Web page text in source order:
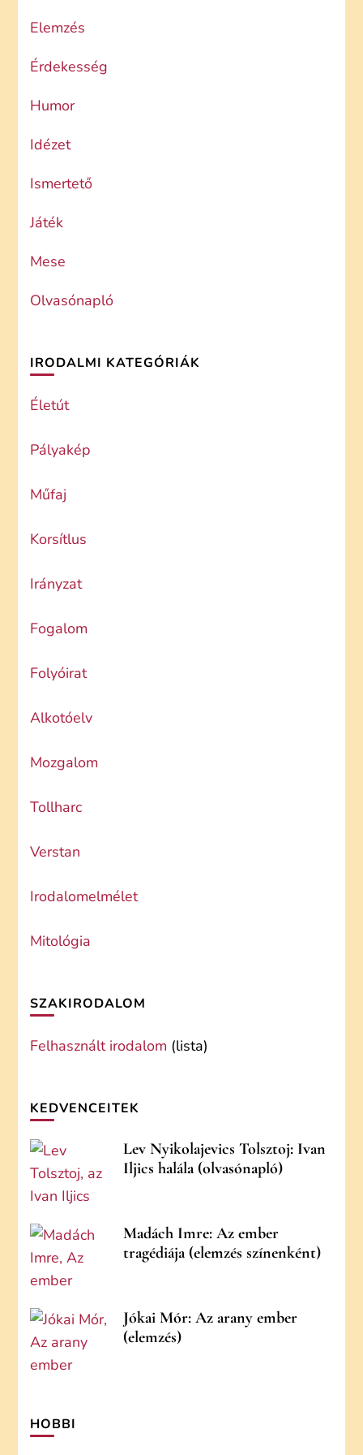
Elemzés
Érdekesség
Humor
Idézet
Ismertető
Játék
Mese
Olvasónapló
IRODALMI KATEGÓRIÁK
Életút
Pályakép
Műfaj
Korsítlus
Irányzat
Fogalom
Folyóirat
Alkotóelv
Mozgalom
Tollharc
Verstan
Irodalomelmélet
Mitológia
SZAKIRODALOM
Felhasznált irodalom (lista)
KEDVENCEITEK
Lev Nyikolajevics Tolsztoj: Ivan
Iljics halála (olvasónapló)
Madách Imre: Az ember
tragédiája (elemzés színenként)
Jókai Mór: Az arany ember
(elemzés)
HOBBI